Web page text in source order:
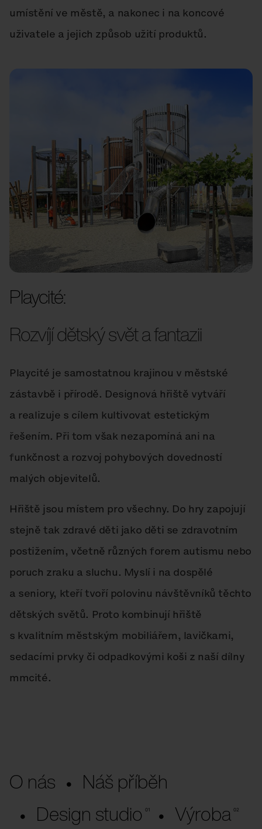
umístění ve městě, a nakonec i na koncové
uživatele a jejich způsob užití produktů.
Playcité:
Rozvíjí dětský svět a fantazii
Playcité je samostatnou krajinou v městské
zástavbě i přírodě. Designová hřiště vytváří
a realizuje s cílem kultivovat estetickým
řešením. Při tom však nezapomíná ani na
funkčnost a rozvoj pohybových dovedností
malých objevitelů.
Hřiště jsou místem pro všechny. Do hry zapojují
stejně tak zdravé děti jako děti se zdravotním
postižením, včetně různých forem autismu nebo
poruch zraku a sluchu. Myslí i na dospělé
a seniory, kteří tvoří polovinu návštěvníků těchto
dětských světů. Proto kombinují hřiště
s kvalitním městským mobiliářem, lavičkami,
sedacími prvky či odpadkovými koši z naší dílny
mmcité.
O nás
Náš příběh
Design studio
Výroba